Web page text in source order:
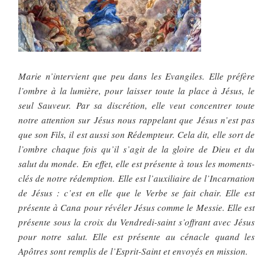
Marie n’intervient que peu dans les Evangiles. Elle préfère
l’ombre à la lumière, pour laisser toute la place à Jésus, le
seul Sauveur. Par sa discrétion, elle veut concentrer toute
notre attention sur Jésus nous rappelant que Jésus n’est pas
que son Fils, il est aussi son Rédempteur. Cela dit, elle sort de
l’ombre chaque fois qu’il s’agit de la gloire de Dieu et du
salut du monde. En effet, elle est présente à tous les moments-
clés de notre rédemption. Elle est l’auxiliaire de l’Incarnation
de Jésus : c’est en elle que le Verbe se fait chair. Elle est
présente à Cana pour révéler Jésus comme le Messie. Elle est
présente sous la croix du Vendredi-saint s’offrant avec Jésus
pour notre salut. Elle est présente au cénacle quand les
Apôtres sont remplis de l’Esprit-Saint et envoyés en mission.